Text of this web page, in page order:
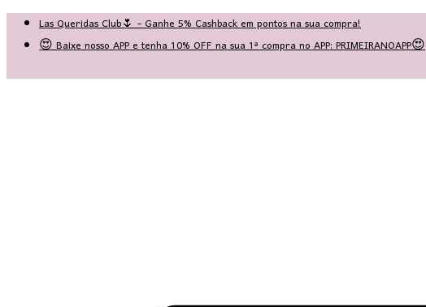
Las Queridas Club🌷 - Ganhe 5% Cashback em pontos na sua compra!
😍 Baixe nosso APP e tenha 10% OFF na sua 1ª compra no APP: PRIMEIRANOAPP😍